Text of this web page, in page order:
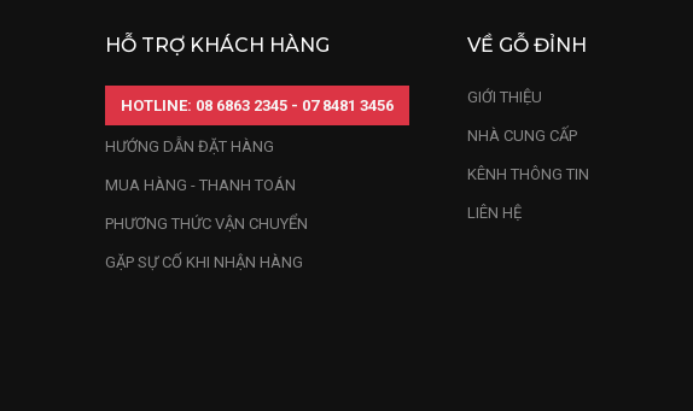
HỖ TRỢ KHÁCH HÀNG
HOTLINE: 08 6863 2345 - 07 8481 3456
HƯỚNG DẪN ĐẶT HÀNG
MUA HÀNG - THANH TOÁN
PHƯƠNG THỨC VẬN CHUYỂN
GẶP SỰ CỐ KHI NHẬN HÀNG
VỀ GỖ ĐỈNH
GIỚI THIỆU
NHÀ CUNG CẤP
KÊNH THÔNG TIN
LIÊN HỆ